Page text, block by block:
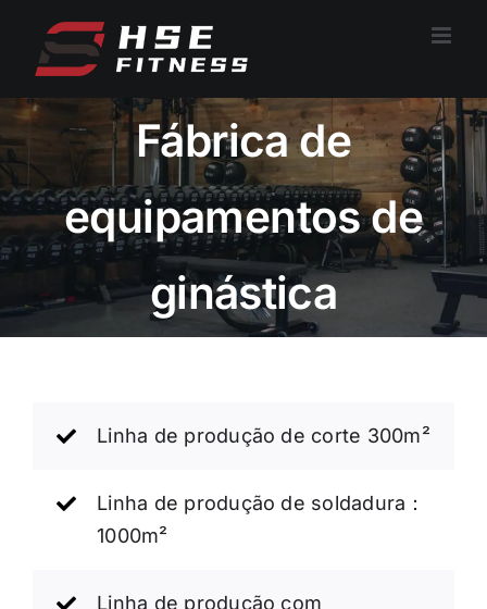
conteúdo
Fábrica de
equipamentos de
ginástica
Linha de produção de corte 300m²
Linha de produção de soldadura：
1000m²
Linha de produção com